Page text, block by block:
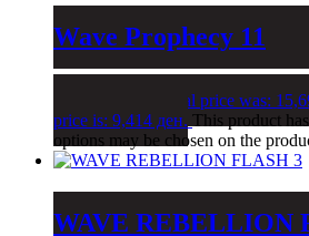
Wave Prophecy 11
Original price was:
price is: 9,414 ден. This product
options may be chosen on the
WAVE REBELLION